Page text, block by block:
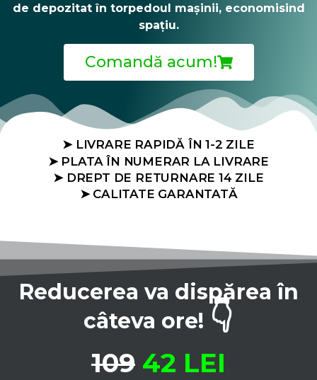
de depozitat în torpedoul mașinii, economisind
spațiu.
Comandă acum!
➤ LIVRARE RAPIDĂ ÎN 1-2 ZILE
➤ PLATA ÎN NUMERAR LA LIVRARE
➤ DREPT DE RETURNARE 14 ZILE
➤ CALITATE GARANTATĂ
Reducerea va dispărea în
câteva ore! 👇
109 42 LEI